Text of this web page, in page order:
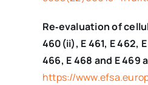
Re‐evaluation of
460(ii), E 461, E 462,
466, E 468 and E 469
https://